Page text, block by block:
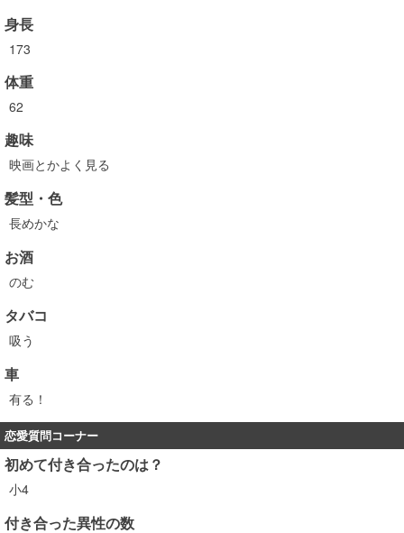
身長
173
体重
62
趣味
映画とかよく見る
髪型・色
長めかな
お酒
のむ
タバコ
吸う
車
有る！
恋愛質問コーナー
初めて付き合ったのは？
小4
付き合った異性の数